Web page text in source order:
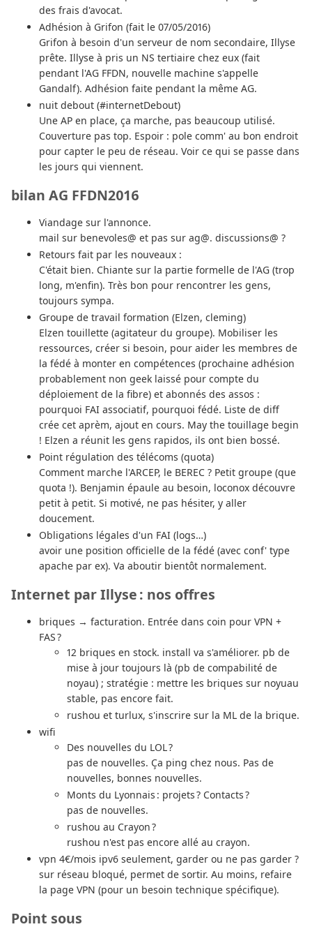
des frais d'avocat.
Adhésion à Grifon (fait le 07/05/2016)
Grifon à besoin d'un serveur de nom secondaire, Illyse
prête. Illyse à pris un NS tertiaire chez eux (fait
pendant l'AG FFDN, nouvelle machine s'appelle
Gandalf). Adhésion faite pendant la même AG.
nuit debout (#internetDebout)
Une AP en place, ça marche, pas beaucoup utilisé.
Couverture pas top. Espoir : pole comm' au bon endroit
pour capter le peu de réseau. Voir ce qui se passe dans
les jours qui viennent.
bilan AG FFDN2016
Viandage sur l'annonce.
mail sur benevoles@ et pas sur ag@. discussions@ ?
Retours fait par les nouveaux :
C'était bien. Chiante sur la partie formelle de l'AG (trop
long, m'enfin). Très bon pour rencontrer les gens,
toujours sympa.
Groupe de travail formation (Elzen, cleming)
Elzen touillette (agitateur du groupe). Mobiliser les
ressources, créer si besoin, pour aider les membres de
la fédé à monter en compétences (prochaine adhésion
probablement non geek laissé pour compte du
déploiement de la fibre) et abonnés des assos :
pourquoi FAI associatif, pourquoi fédé. Liste de diff
crée cet aprèm, ajout en cours. May the touillage begin
! Elzen a réunit les gens rapidos, ils ont bien bossé.
Point régulation des télécoms (quota)
Comment marche l'ARCEP, le BEREC ? Petit groupe (que
quota !). Benjamin épaule au besoin, loconox découvre
petit à petit. Si motivé, ne pas hésiter, y aller
doucement.
Obligations légales d'un FAI (logs…)
avoir une position officielle de la fédé (avec conf' type
apache par ex). Va aboutir bientôt normalement.
Internet par Illyse : nos offres
briques → facturation. Entrée dans coin pour VPN +
FAS ?
12 briques en stock. install va s'améliorer. pb de
mise à jour toujours là (pb de compabilité de
noyau) ; stratégie : mettre les briques sur noyuau
stable, pas encore fait.
rushou et turlux, s'inscrire sur la ML de la brique.
wifi
Des nouvelles du LOL ?
pas de nouvelles. Ça ping chez nous. Pas de
nouvelles, bonnes nouvelles.
Monts du Lyonnais : projets ? Contacts ?
pas de nouvelles.
rushou au Crayon ?
rushou n'est pas encore allé au crayon.
vpn 4€/mois ipv6 seulement, garder ou ne pas garder ?
sur réseau bloqué, permet de sortir. Au moins, refaire
la page VPN (pour un besoin technique spécifique).
Point sous